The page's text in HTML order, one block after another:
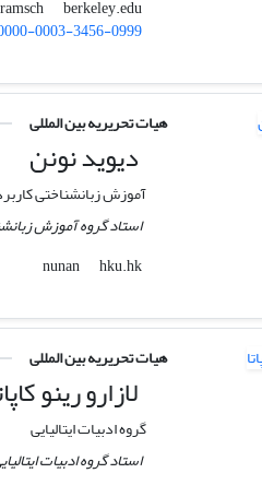
ckramsch
berkeley.edu
0003-3456-0999
هیات تحریریه بین المللی
دیوید نونن
آموزش زبانشناختی
استاد گروه آموزش
nunan
hku.hk
هیات تحریریه بین المللی
لازارو رینو
گروه ادبیات ایتالیایی
استاد گروه ادبیات